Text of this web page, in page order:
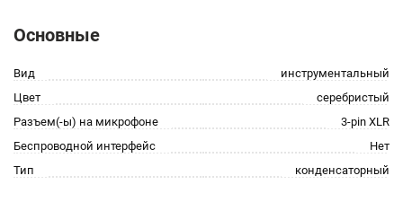
Основные
Вид
инструментальный
Цвет
серебристый
Разъем(-ы) на микрофоне
3-pin XLR
Беспроводной интерфейс
Нет
Тип
конденсаторный